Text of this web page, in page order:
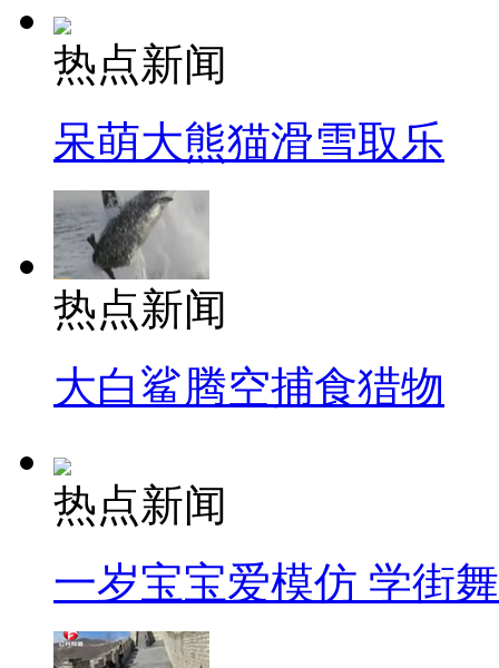
热点新闻
呆萌大熊猫滑雪取乐
热点新闻
大白鲨腾空捕食猎物
热点新闻
一岁宝宝爱模仿 学街